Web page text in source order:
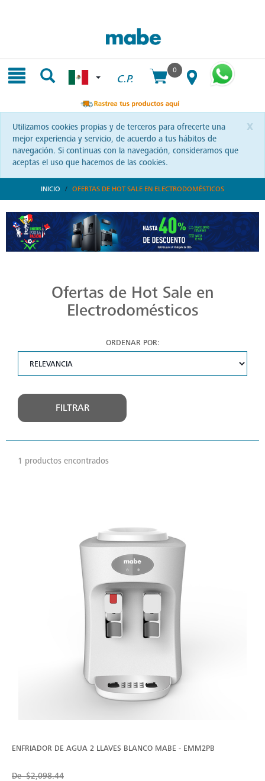
C.P.
0
x
Utilizamos cookies propias y de terceros para ofrecerte una
mejor experiencia y servicio, de acuerdo a tus hábitos de
navegación. Si continuas con la navegación, consideramos que
aceptas el uso que hacemos de las cookies.
INICIO OFERTAS DE HOT SALE EN ELECTRODOMÉSTICOS
Ofertas de Hot Sale en
Electrodomésticos
ORDENAR POR:
FILTRAR
1 productos encontrados
ENFRIADOR DE AGUA 2 LLAVES BLANCO MABE - EMM2PB
De$2,098.44